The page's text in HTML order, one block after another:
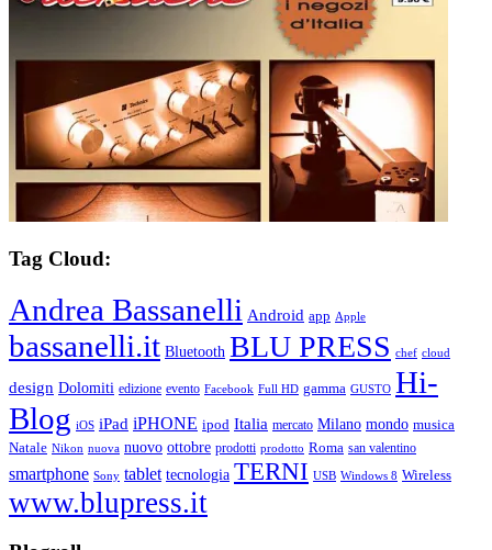
Tag Cloud:
Andrea Bassanelli Android app Apple
bassanelli.it Bluetooth BLU PRESS chef cloud
design Dolomiti edizione evento Facebook Full HD gamma GUSTO Hi-
Blog iOS iPad iPHONE ipod Italia mercato Milano mondo musica
Natale Nikon nuova nuovo ottobre prodotti prodotto Roma san valentino
smartphone Sony tablet tecnologia TERNI USB Windows 8 Wireless
www.blupress.it